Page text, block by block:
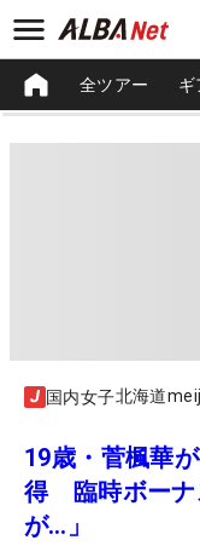
全ツアー ギ
国内女子北海道
19歳・菅楓華
得 臨時ボーナ
が…」